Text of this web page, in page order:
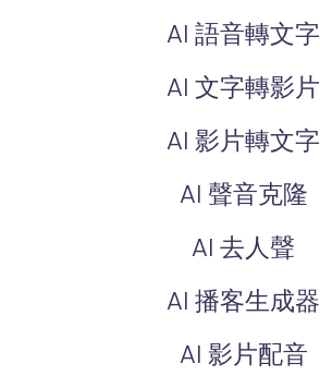
AI 語音轉文字
AI 文字轉影片
AI 影片轉文字
AI 聲音克隆
AI 去人聲
AI 播客生成器
AI 影片配音